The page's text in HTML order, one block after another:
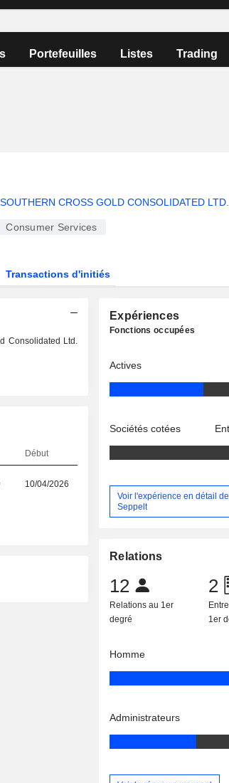
Portefeuilles Listes Trading
SOUTHERN CROSS GOLD CONSOLIDATED LTD.
Consumer Services
Transactions d'initiés
Consolidated Ltd.
Début
10/04/2026
Expériences
Fonctions occupées
Actives
Sociétés cotées
Voir l'expérience en détail
Seppelt
Relations
12
Relations au 1er
degré
2
1er
Homme
Administrateurs